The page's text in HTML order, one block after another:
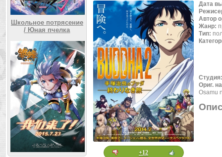
Школьное потрясение
/ Юная пчелка
+12
Дата
Автор
Жанр:
Тип:
Ориг.
Osamu